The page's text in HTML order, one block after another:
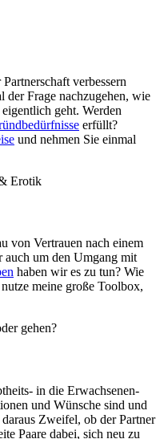
verbessern
der Frage nachzugehen, wie
geht. Werden
erfüllt?
und nehmen Sie einmal
von Vertrauen nach einem
auch um den Umgang mit
haben wir es zu tun? Wie
meine große Toolbox,
in die Erwachsenen-
und Wünsche sind und
Zweifel, ob der Partner
Paare dabei, sich neu zu